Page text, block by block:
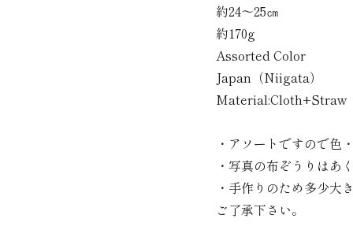
約24～25㎝
約170g
Assorted Color
Japan（Niigata）
Material:Cloth+Straw
・アソートですので色
・写真の布ぞうりはあ
・手作りのため多少大
ご了承下さい。